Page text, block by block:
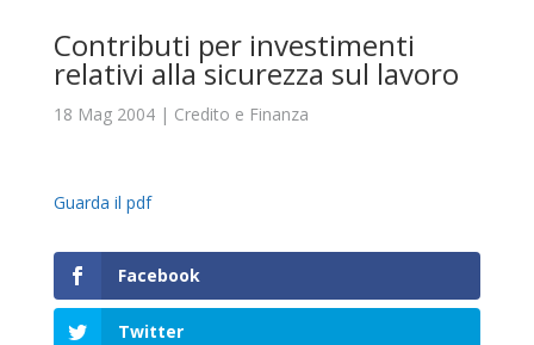
Contributi per investimenti
relativi alla sicurezza sul lavoro
18 Mag 2004| Credito e Finanza
Guarda il pdf
Facebook
Twitter